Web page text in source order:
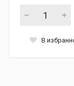
Стартер
В